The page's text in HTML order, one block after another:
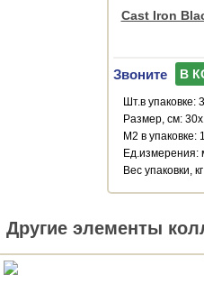
Cast Iron
Звоните В
Шт.в упаковке: 3
Размер, см:
М2 в упаковке:
Ед.измерения:
Веc упаковки,
Другие элементы